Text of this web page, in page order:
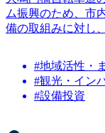
ム振興のため、市
備の取組みに対し
#地域活性・
#観光・イン
#設備投資